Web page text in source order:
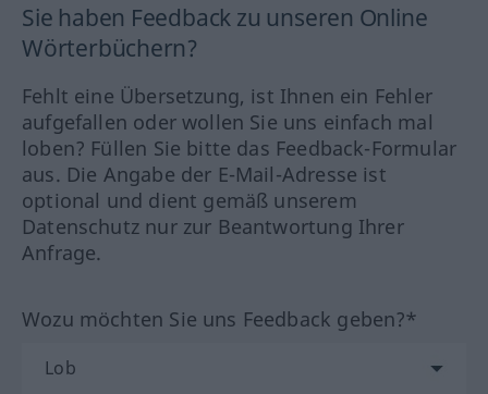
Sie haben Feedback zu unseren Online
Wörterbüchern?
Fehlt eine Übersetzung, ist Ihnen ein Fehler
aufgefallen oder wollen Sie uns einfach mal
loben? Füllen Sie bitte das Feedback-Formular
aus. Die Angabe der E-Mail-Adresse ist
optional und dient gemäß unserem
Datenschutz nur zur Beantwortung Ihrer
Anfrage.
Wozu möchten Sie uns Feedback geben?*